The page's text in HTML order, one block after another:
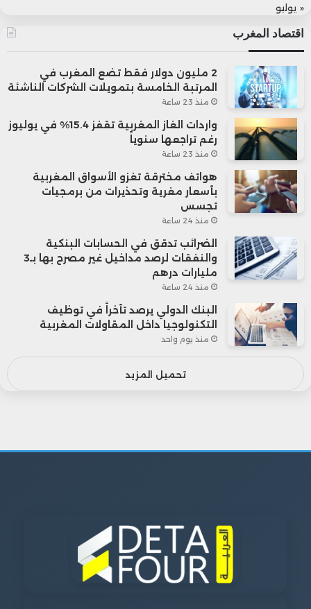
« يوليو
اقتصاد المغرب
2 مليون دولار فقط تضع المغرب في
المرتبة الخامسة بتمويلات الشركات الناشئة
منذ 23 ساعة
واردات الغاز المغربية تقفز 15.4% في يوليوز
رغم تراجعها سنوياً
منذ 23 ساعة
هواتف مخترقة تغزو الأسواق المغربية
بأسعار مغرية وتحذيرات من برمجيات
تجسس
منذ 24 ساعة
الضرائب تدقق في الحسابات البنكية
والنفقات لرصد مداخيل غير مصرح بها بـ3
مليارات درهم
منذ 24 ساعة
البنك الدولي يرصد تأخراً في توظيف
التكنولوجيا داخل المقاولات المغربية
منذ يوم واحد
تحميل المزيد